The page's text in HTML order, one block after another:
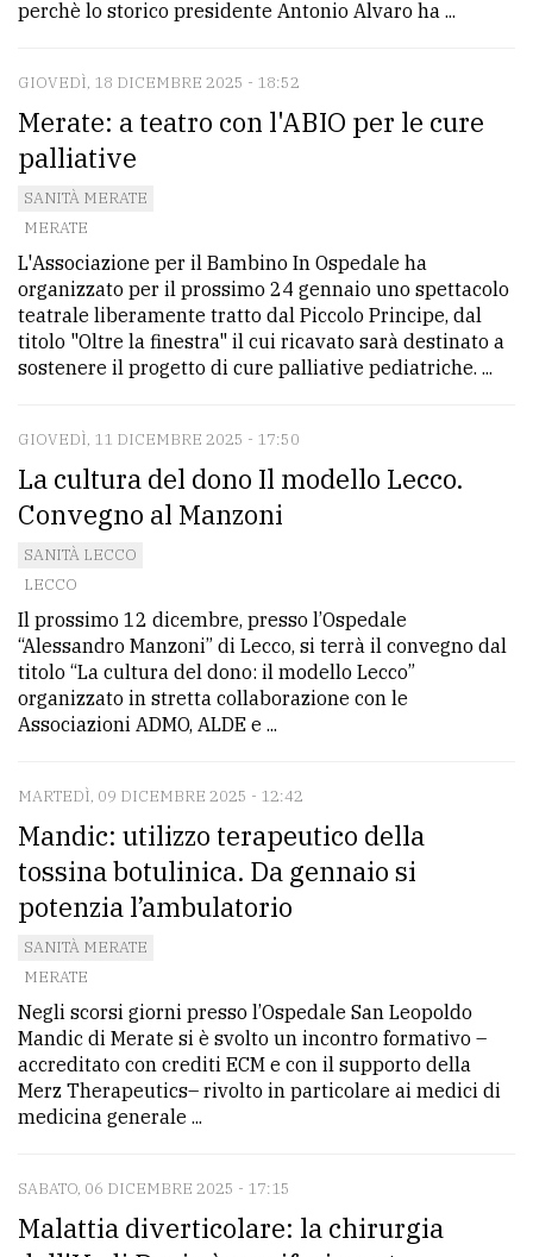
perchè lo storico presidente Antonio Alvaro ha ...
GIOVEDÌ, 18 DICEMBRE 2025 - 18:52
Merate: a teatro con l'ABIO per le cure
palliative
SANITÀ MERATE
MERATE
L'Associazione per il Bambino In Ospedale ha
organizzato per il prossimo 24 gennaio uno spettacolo
teatrale liberamente tratto dal Piccolo Principe, dal
titolo "Oltre la finestra" il cui ricavato sarà destinato a
sostenere il progetto di cure palliative pediatriche. ...
GIOVEDÌ, 11 DICEMBRE 2025 - 17:50
La cultura del dono Il modello Lecco.
Convegno al Manzoni
SANITÀ LECCO
LECCO
Il prossimo 12 dicembre, presso l’Ospedale
“Alessandro Manzoni” di Lecco, si terrà il convegno dal
titolo “La cultura del dono: il modello Lecco”
organizzato in stretta collaborazione con le
Associazioni ADMO, ALDE e ...
MARTEDÌ, 09 DICEMBRE 2025 - 12:42
Mandic: utilizzo terapeutico della
tossina botulinica. Da gennaio si
potenzia l’ambulatorio
SANITÀ MERATE
MERATE
Negli scorsi giorni presso l’Ospedale San Leopoldo
Mandic di Merate si è svolto un incontro formativo –
accreditato con crediti ECM e con il supporto della
Merz Therapeutics– rivolto in particolare ai medici di
medicina generale ...
SABATO, 06 DICEMBRE 2025 - 17:15
Malattia diverticolare: la chirurgia